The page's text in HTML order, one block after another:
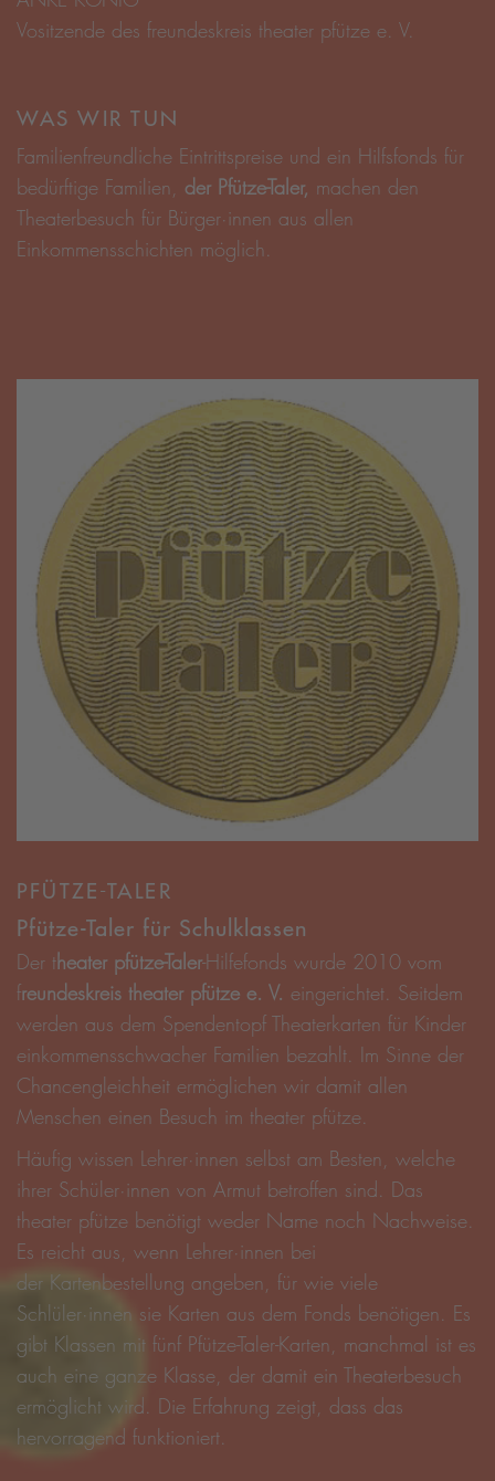
Vositzende des freundeskreis theater pfütze e. V.
WAS WIR TUN
Familienfreundliche Eintrittspreise und ein Hilfsfonds für
bedürftige Familien, der Pfütze-Taler, machen den
Theaterbesuch für Bürger·innen aus allen
Einkommensschichten möglich.
PFÜTZE-TALER
Pfütze-Taler für Schulklassen
Der theater pfütze-Taler-Hilfefonds wurde 2010 vom
freundeskreis theater pfütze e. V. eingerichtet. Seitdem
werden aus dem Spendentopf Theaterkarten für Kinder
einkommensschwacher Familien bezahlt. Im Sinne der
Chancengleichheit ermöglichen wir damit allen
Menschen einen Besuch im theater pfütze.
Häufig wissen Lehrer·innen selbst am Besten, welche
ihrer Schüler·innen von Armut betroffen sind. Das
theater pfütze benötigt weder Name noch Nachweise.
Es reicht aus, wenn Lehrer·innen bei
der Kartenbestellung angeben, für wie viele
Schlüler·innen sie Karten aus dem Fonds benötigen. Es
gibt Klassen mit fünf Pfütze-Taler-Karten, manchmal ist es
auch eine ganze Klasse, der damit ein Theaterbesuch
ermöglicht wird. Die Erfahrung zeigt, dass das
hervorragend funktioniert.